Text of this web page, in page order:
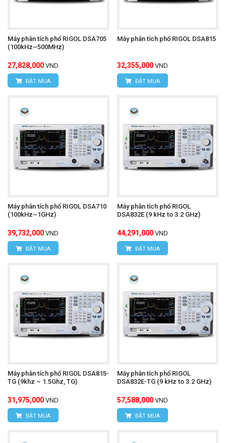
Máy phân tích phổ RIGOL DSA705
(100kHz~500MHz)
27,828,000 VND
ĐẶT MUA
Máy phân tích phổ RIGOL DSA815
32,355,000 VND
ĐẶT MUA
Máy phân tích phổ RIGOL DSA710
(100kHz~1GHz)
39,732,000 VND
ĐẶT MUA
Máy phân tích phổ RIGOL
DSA832E (9 kHz to 3.2 GHz)
44,291,000 VND
ĐẶT MUA
Máy phân tích phổ RIGOL DSA815-
TG (9khz ~ 1.5Ghz, TG)
31,975,000 VND
ĐẶT MUA
Máy phân tích phổ RIGOL
DSA832E-TG (9 kHz to 3.2 GHz)
57,588,000 VND
ĐẶT MUA